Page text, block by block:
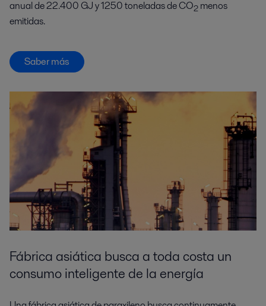
anual de 22.400 GJ y 1250 toneladas de CO2 menos
emitidas.
Saber más
Fábrica asiática busca a toda costa un
consumo inteligente de la energía